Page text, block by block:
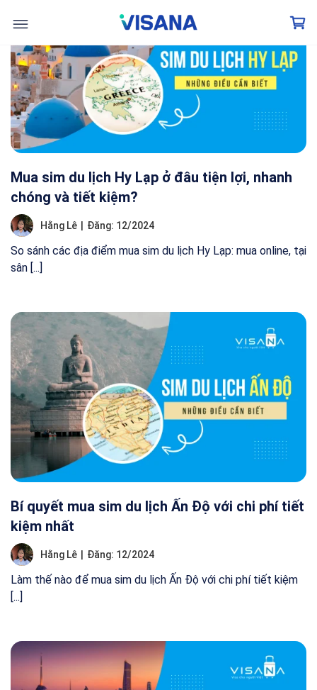
Trang chủ Blog Trang 2
Mua sim du lịch Hy Lạp ở đâu tiện lợi, nhanh
chóng và tiết kiệm?
Hằng Lê Đăng: 12/2024
So sánh các địa điểm mua sim du lịch Hy Lạp: mua online, tại
sân [...]
Bí quyết mua sim du lịch Ấn Độ với chi phí tiết
kiệm nhất
Hằng Lê Đăng: 12/2024
Làm thế nào để mua sim du lịch Ấn Độ với chi phí tiết kiệm
[...]